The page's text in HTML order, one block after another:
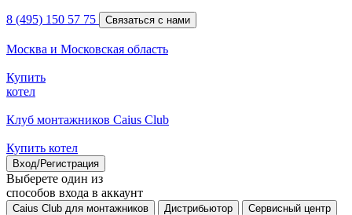
8 (495) 150 57 75 Связаться с нами
Москва и Московская область
Купить
котел
Клуб монтажников Caius Club
Купить котел
Вход/Регистрация
Выберете один из
способов входа в аккаунт
Caius Club для монтажников Дистрибьютор Сервисный центр